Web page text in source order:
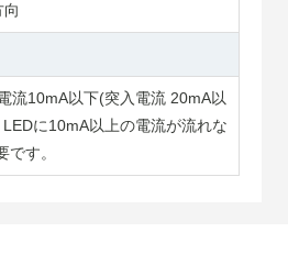
流10mA以下(突入電流 20mA以
に10mA以上の電流が流れな
す。